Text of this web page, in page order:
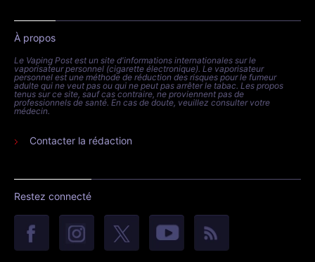
À propos
Le Vaping Post est un site d'informations internationales sur le
vaporisateur personnel (cigarette électronique). Le vaporisateur
personnel est une méthode de réduction des risques pour le fumeur
adulte qui ne veut pas ou qui ne peut pas arrêter le tabac. Les propos
tenus sur ce site, sauf cas contraire, ne proviennent pas de
professionnels de santé. En cas de doute, veuillez consulter votre
médecin.
Contacter la rédaction
Restez connecté